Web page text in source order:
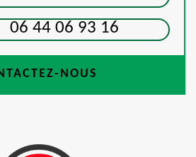
06 44 06 93 16
NOUS